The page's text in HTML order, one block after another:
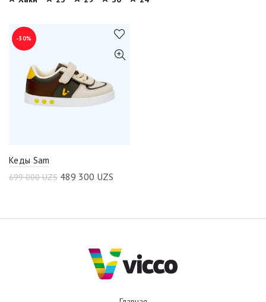
-30%
Кеды Sam
699 000UZS 489 300 UZS